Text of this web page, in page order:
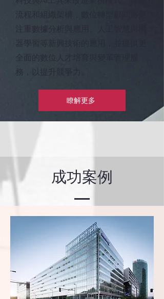
器學習等新興技術的應用，並提供更
全面的數位人才培育與變革管理服
務，以提升競爭力。
瞭解更多
成功案例